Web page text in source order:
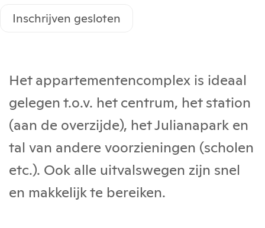
Inschrijven gesloten
Het appartementencomplex is ideaal
gelegen t.o.v. het centrum, het station
(aan de overzijde), het Julianapark en
tal van andere voorzieningen (scholen
etc.). Ook alle uitvalswegen zijn snel
en makkelijk te bereiken.